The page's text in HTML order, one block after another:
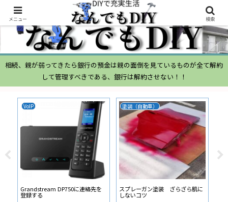
相続、親が弱ってきたら銀行の預金は親の面倒を見ているものが全て解約
して管理すべきである、銀行は解約させない！！
VoIP
Grandstream DP750に連絡先を
登録する
塗装（自動車）
スプレーガン塗装 ざらざら肌に
しないコツ
ム
メニュー 検索